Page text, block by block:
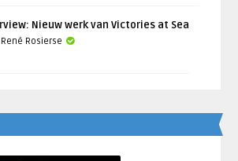
Nieuw werk van Victories at Sea
René Rosierse